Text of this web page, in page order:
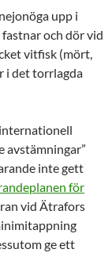
upp i
och dör vid
vitfisk (mört,
i det torrlagda
avstämningar”
inte gett
för
vid Ätrafors
ge ett